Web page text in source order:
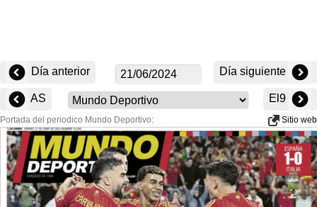
Día anterior Día siguiente
AS El9
Portada del periodico Mundo Deportivo: Sitio web